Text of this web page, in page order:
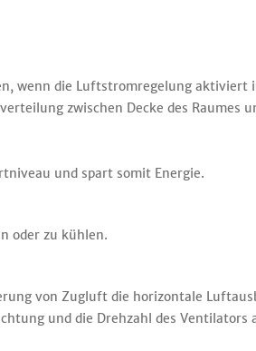
wenn die Luftstromregelung aktiviert
zwischen Decke des Raumes
und spart somit Energie.
oder zu kühlen.
von Zugluft die horizontale
und die Drehzahl des Ventilators